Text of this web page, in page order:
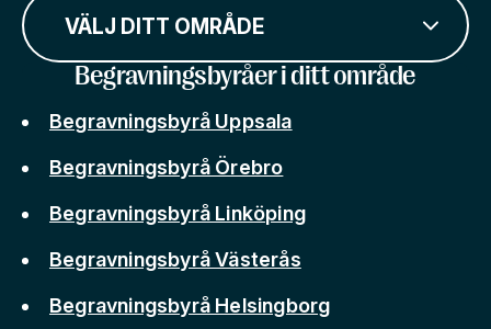
VÄLJ DITT OMRÅDE
Begravningsbyråer i ditt område
Begravningsbyrå Uppsala
Begravningsbyrå Örebro
Begravningsbyrå Linköping
Begravningsbyrå Västerås
Begravningsbyrå Helsingborg